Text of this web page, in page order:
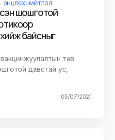
ОНЦЛОХ НИЙТЛЭЛ
шошготой
байсныг
төв
давстай ус,
05/07/2021